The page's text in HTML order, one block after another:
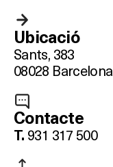
Ubicació
Sants, 383
08028 Barcelona
Contacte
T. 931 317 500